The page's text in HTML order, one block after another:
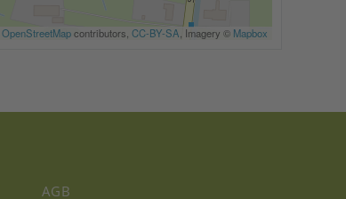
OpenStreetMapcontributors, CC-BY-SA , Imagery © Mapbox
AGB